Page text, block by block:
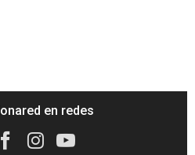
en redes